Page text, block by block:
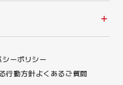
シーポリシー
行動方針よくあるご質問